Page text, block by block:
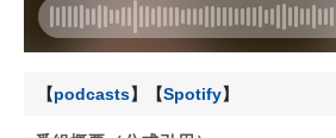
【podcasts】【Spotify】